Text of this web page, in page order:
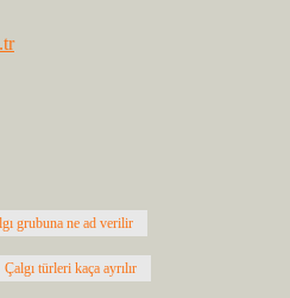
grubuna ne ad verilir
Çalgı türleri kaça ayrılır